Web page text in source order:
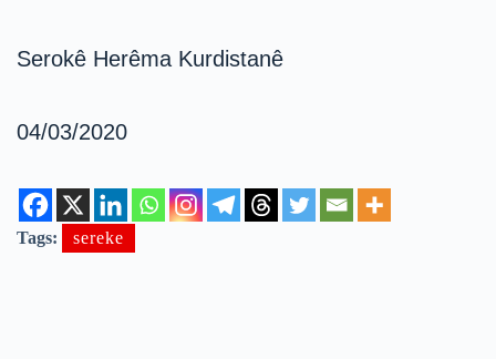
Serokê Herêma Kurdistanê
04/03/2020
Tags: sereke